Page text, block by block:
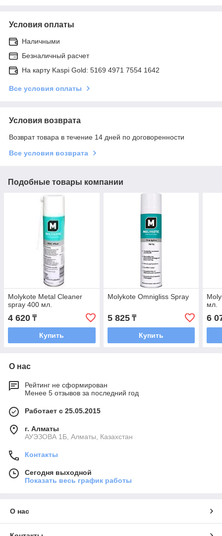
Условия оплаты
Наличными
Безналичный расчет
На карту Kaspi Gold: 5169 4971 7554 1642
Все условия оплаты
Условия возврата
Возврат товара в течение 14 дней по договоренности
Все условия возврата
Подобные товары компании
Molykote Metal Cleaner
spray 400 мл.
4 620 ₸
Купить
Molykote Omnigliss Spray
5 825₸
Купить
мл.
6
О нас
Рейтинг не сформирован
Менее 5 отзывов за последний год
Работает с 25.05.2015
г. Алматы
АУЭЗОВА 1Б, Алматы, Казахстан
Контакты
Сегодня выходной
Показать весь график работы
О нас